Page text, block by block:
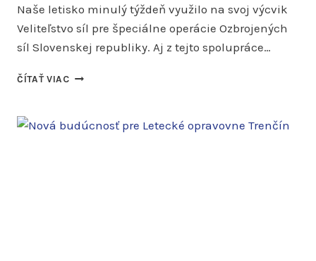
Naše letisko minulý týždeň využilo na svoj výcvik
Veliteľstvo síl pre špeciálne operácie Ozbrojených
síl Slovenskej republiky. Aj z tejto spolupráce…
ČÍTAŤ VIACSÚČINNOSTNÝ
POLICAJNÝCH